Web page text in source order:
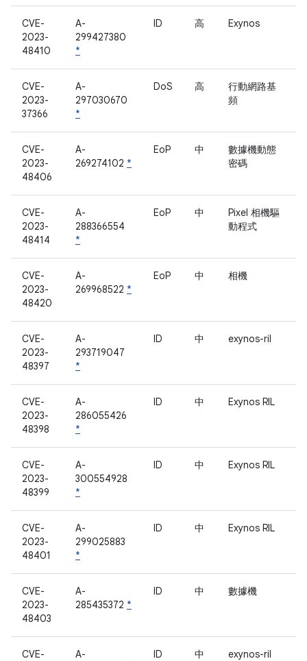
CVE-
2023-
48410
A-
299427380
*
ID 高 Exynos
CVE-
2023-
37366
A-
297030670
*
DoS 高
行動網路基
頻
CVE-
2023-
48406
A-
269274102 *
EoP 中
數據機動態
密碼
CVE-
2023-
48414
A-
288366554
*
EoP 中
Pixel 相機驅
動程式
CVE-
2023-
48420
A-
269968522 *
EoP 中 相機
CVE-
2023-
48397
A-
293719047
*
ID 中 exynos-ril
CVE-
2023-
48398
A-
286055426
*
ID 中 Exynos RIL
CVE-
2023-
48399
A-
300554928
*
ID 中 Exynos RIL
CVE-
2023-
48401
A-
299025883
*
ID 中 Exynos RIL
CVE-
2023-
48403
A-
285435372 *
ID 中 數據機
CVE-
A-
ID 中 exynos-ril